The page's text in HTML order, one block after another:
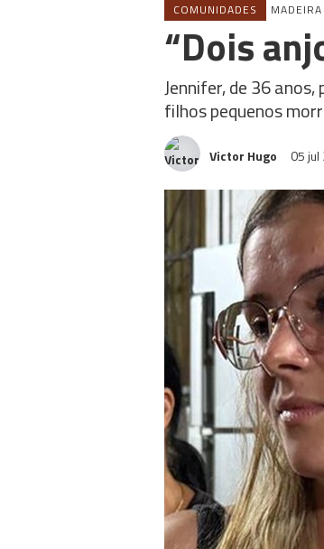
COMUNIDADES MADEIRA
“Dois
Jennifer, de 36
filhos pequenos
Victor Hugo 05 jul